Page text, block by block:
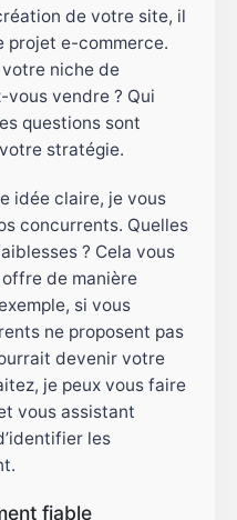
de votre site, il
e-commerce.
niche de
vous vendre ? Qui
questions sont
stratégie.
idée claire, je vous
concurrents. Quelles
? Cela vous
de manière
si vous
ne proposent pas
devenir votre
je peux vous faire
vous assistant
les
fiable